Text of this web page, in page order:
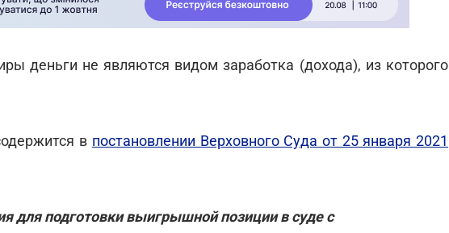
деньги не являются видом заработка (дохода), из которого
в постановлении Верховного Суда от 25 января 2021
для подготовки выигрышной позиции в суде с